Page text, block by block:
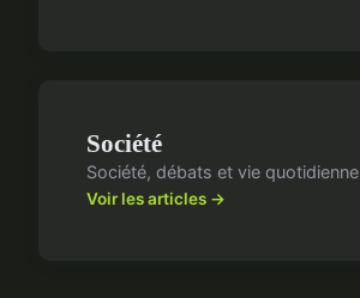
Société
Société, débats et vie quotidienne
Voir les articles →